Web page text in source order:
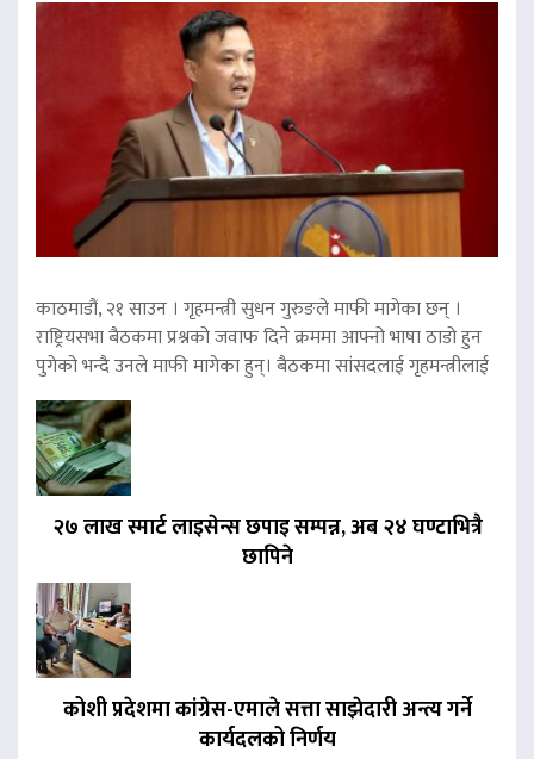
काठमाडौं, २१ साउन । गृहमन्त्री सुधन गुरुङले माफी मागेका छन् ।
राष्ट्रियसभा बैठकमा प्रश्नको जवाफ दिने क्रममा आफ्नो भाषा ठाडो हुन
पुगेको भन्दै उनले माफी मागेका हुन्। बैठकमा सांसदलाई गृहमन्त्रीलाई
२७ लाख स्मार्ट लाइसेन्स छपाइ सम्पन्न, अब २४ घण्टाभित्रै
छापिने
कोशी प्रदेशमा कांग्रेस-एमाले सत्ता साझेदारी अन्त्य गर्ने
कार्यदलको निर्णय